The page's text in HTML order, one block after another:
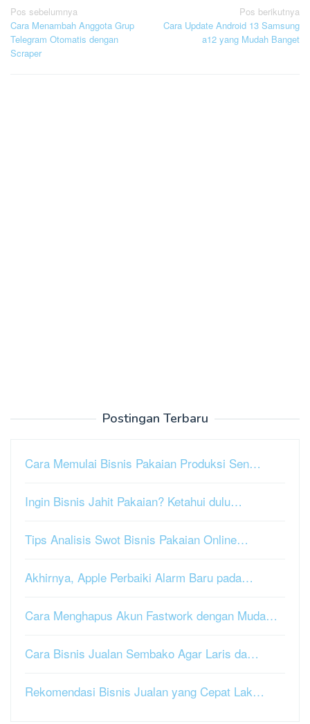
Navigasi
pos
Pos sebelumnya
Cara Menambah Anggota Grup
Telegram Otomatis dengan
Scraper
Pos berikutnya
Cara Update Android 13 Samsung
a12 yang Mudah Banget
Postingan Terbaru
Cara Memulai Bisnis Pakaian Produksi Sen…
Ingin Bisnis Jahit Pakaian? Ketahui dulu…
Tips Analisis Swot Bisnis Pakaian Online…
Akhirnya, Apple Perbaiki Alarm Baru pada…
Cara Menghapus Akun Fastwork dengan Muda…
Cara Bisnis Jualan Sembako Agar Laris da…
Rekomendasi Bisnis Jualan yang Cepat Lak…